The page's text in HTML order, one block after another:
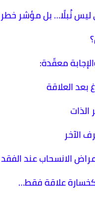
ليس نُبلًا… بل مؤشر
معقّدة:
العلاقة
الآخر
الانسحاب عند الفقد
كخسارة علاقة فقط…